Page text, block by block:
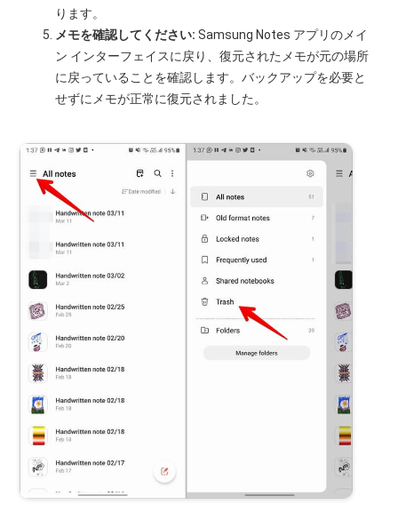
ります。
メモを確認してください: Samsung Notes アプリのメイ
ン インターフェイスに戻り、復元されたメモが元の場所
に戻っていることを確認します。バックアップを必要と
せずにメモが正常に復元されました。